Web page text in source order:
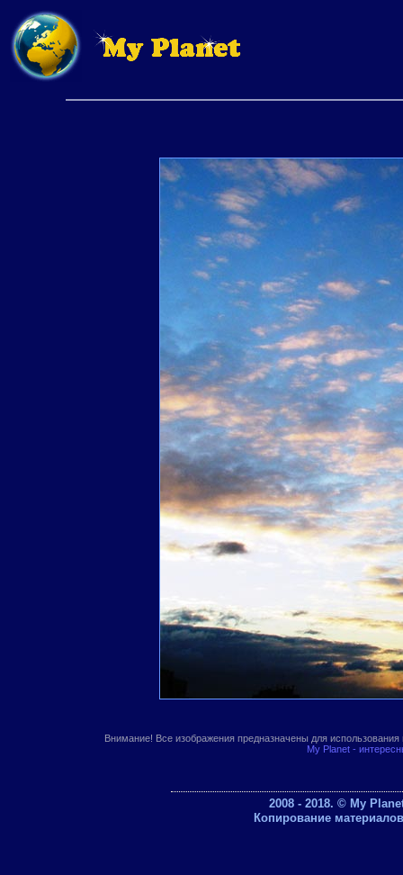
Внимание! Все изображения предназначены для
My Planet -
2008 - 2018. © My
Копирование